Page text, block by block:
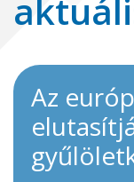
Az